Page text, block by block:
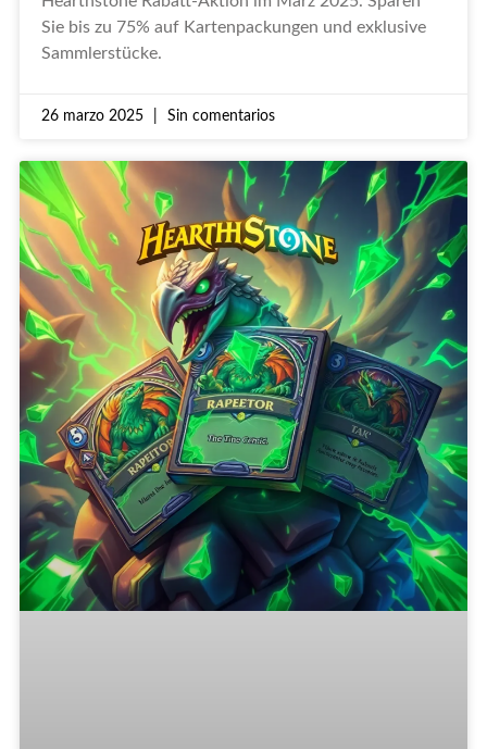
Sie bis zu 75% auf Kartenpackungen und exklusive
Sammlerstücke.
26 marzo 2025 Sin comentarios